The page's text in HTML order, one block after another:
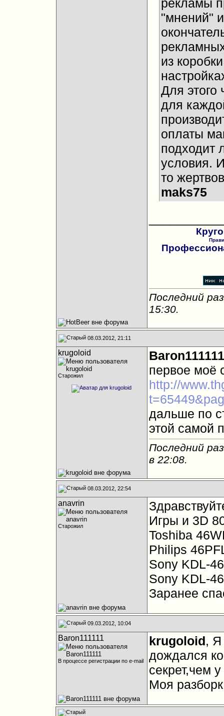
рекламы
"мнений"
из
Для этого
для
оплаты
подходит
условия.
то
maks75
Последний
15:30.
08.03.2012, 21:11
krugoloid
Старожил
Baron111111
первое моё
http://
дальше по
этой самой
Последний
в 22:08.
08.03.2012, 22:54
anavrin
Старожил
Игры и 3D
Toshiba
Philips
Sony KDL-
Sony KDL-
Заранее
09.03.2012, 10:04
Baron111111
В процессе регистрации по e-mail
krugoloid, Я
дождался
секрет,чем
Моя